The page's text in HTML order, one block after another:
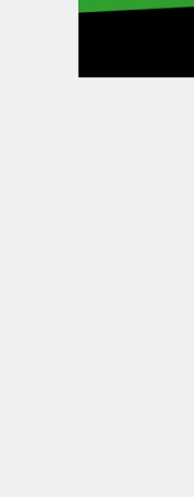
Polish